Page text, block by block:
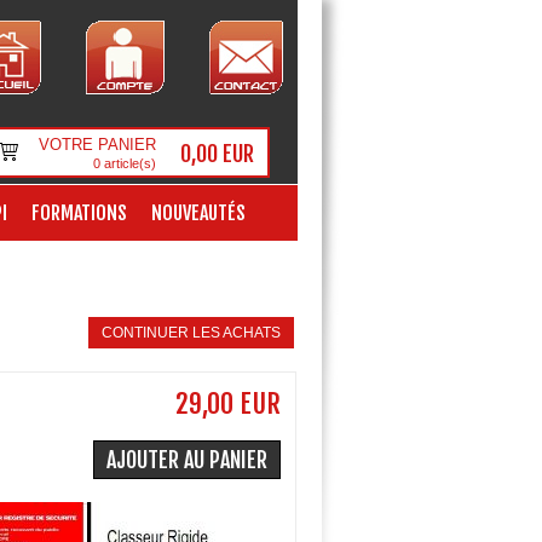
VOTRE PANIER
0article(s) 0,00 EUR
FORMATIONS NOUVEAUTÉS
CONTINUER LES ACHATS
29,00 EUR
AJOUTER AU PANIER